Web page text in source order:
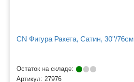
CN Фигура Ракета, Сатин, 30''/76см
Остаток на складе:
Артикул: 27976